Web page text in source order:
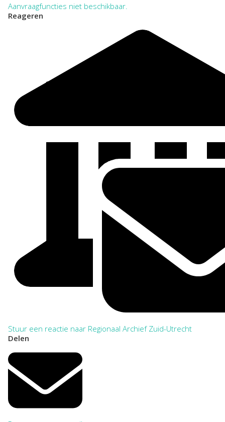
Aanvraagfuncties niet beschikbaar.
Reageren
Stuur een reactie naar Regionaal Archief Zuid-Utrecht
Delen